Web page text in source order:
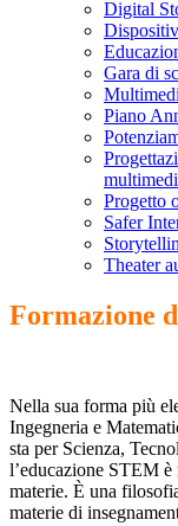
Digital
Gara di
Piano
Progetto
Safer
Theater
Formazione
Nella sua forma più
Ingegneria e
sta per Scienza,
l’educazione STEM
materie. È una
materie di